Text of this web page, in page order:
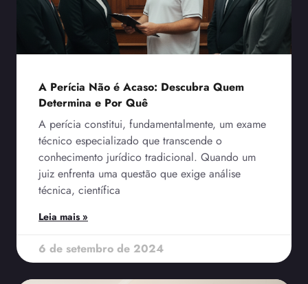
A Perícia Não é Acaso: Descubra Quem
Determina e Por Quê
A perícia constitui, fundamentalmente, um exame
técnico especializado que transcende o
conhecimento jurídico tradicional. Quando um
juiz enfrenta uma questão que exige análise
técnica, científica
Leia mais »
6 de setembro de 2024